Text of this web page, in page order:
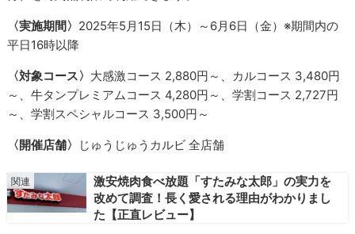
〈実施期間〉 2025年5月15日（木）～6月6日（金）※期間内の
平日16時以降
〈対象コース〉 大感激コース 2,880円～、カルコース 3,480円
～、牛タンプレミアムコース 4,280円～、学割コース 2,727円
～、学割スペシャルコース 3,500円～
〈開催店舗〉 じゅうじゅうカルビ 全店舗
激安焼肉食べ放題「すたみな太郎」の実力を
改めて調査！長く愛される理由がわかりまし
た【正直レビュー】